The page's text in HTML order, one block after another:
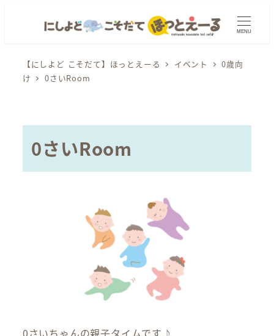
MENU
【にしよど こそだて】ほっとえーる イベント
0歳向
け
0さいRoom
0さいRoom